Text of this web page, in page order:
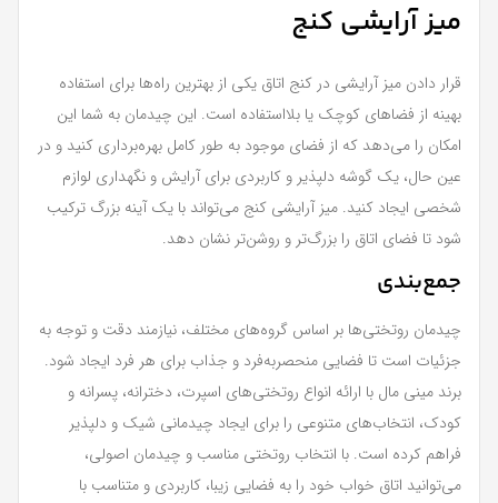
میز آرایشی کنج
قرار دادن میز آرایشی در کنج اتاق یکی از بهترین راه‌ها برای استفاده
بهینه از فضاهای کوچک یا بلااستفاده است. این چیدمان به شما این
امکان را می‌دهد که از فضای موجود به طور کامل بهره‌برداری کنید و در
عین حال، یک گوشه دلپذیر و کاربردی برای آرایش و نگهداری لوازم
شخصی ایجاد کنید. میز آرایشی کنج می‌تواند با یک آینه بزرگ ترکیب
شود تا فضای اتاق را بزرگ‌تر و روشن‌تر نشان دهد.
جمع‌بندی
چیدمان روتختی‌ها بر اساس گروه‌های مختلف، نیازمند دقت و توجه به
جزئیات است تا فضایی منحصربه‌فرد و جذاب برای هر فرد ایجاد شود.
برند مینی‌ مال با ارائه انواع روتختی‌های اسپرت، دخترانه، پسرانه و
کودک، انتخاب‌های متنوعی را برای ایجاد چیدمانی شیک و دلپذیر
فراهم کرده است. با انتخاب روتختی مناسب و چیدمان اصولی،
می‌توانید اتاق خواب خود را به فضایی زیبا، کاربردی و متناسب با